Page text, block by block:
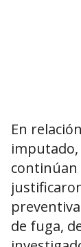
En
imputado,
continúan
de fuga,